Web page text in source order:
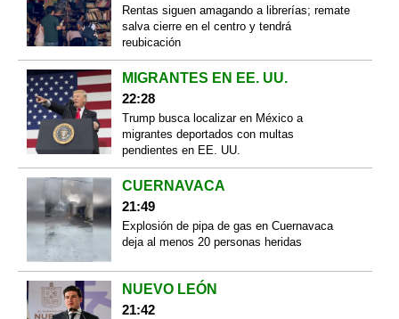
Rentas siguen amagando a librerías; remate
salva cierre en el centro y tendrá
reubicación
MIGRANTES EN EE. UU.
22:28
Trump busca localizar en México a
migrantes deportados con multas
pendientes en EE. UU.
CUERNAVACA
21:49
Explosión de pipa de gas en Cuernavaca
deja al menos 20 personas heridas
NUEVO LEÓN
21:42